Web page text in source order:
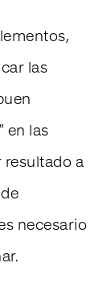
las
en las
resultado a
necesario